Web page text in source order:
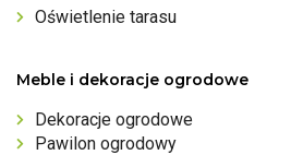
Oświetlenie tarasu
Meble i dekoracje ogrodowe
Dekoracje ogrodowe
Pawilon ogrodowy